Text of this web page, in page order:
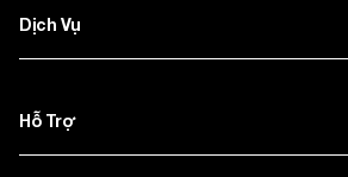
Dịch Vụ
Hỗ Trợ